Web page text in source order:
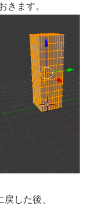
きます。
した後、